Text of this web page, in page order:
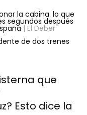
la cabina: lo que
segundos después
| El Deber
de dos trenes
que
Esto dice la